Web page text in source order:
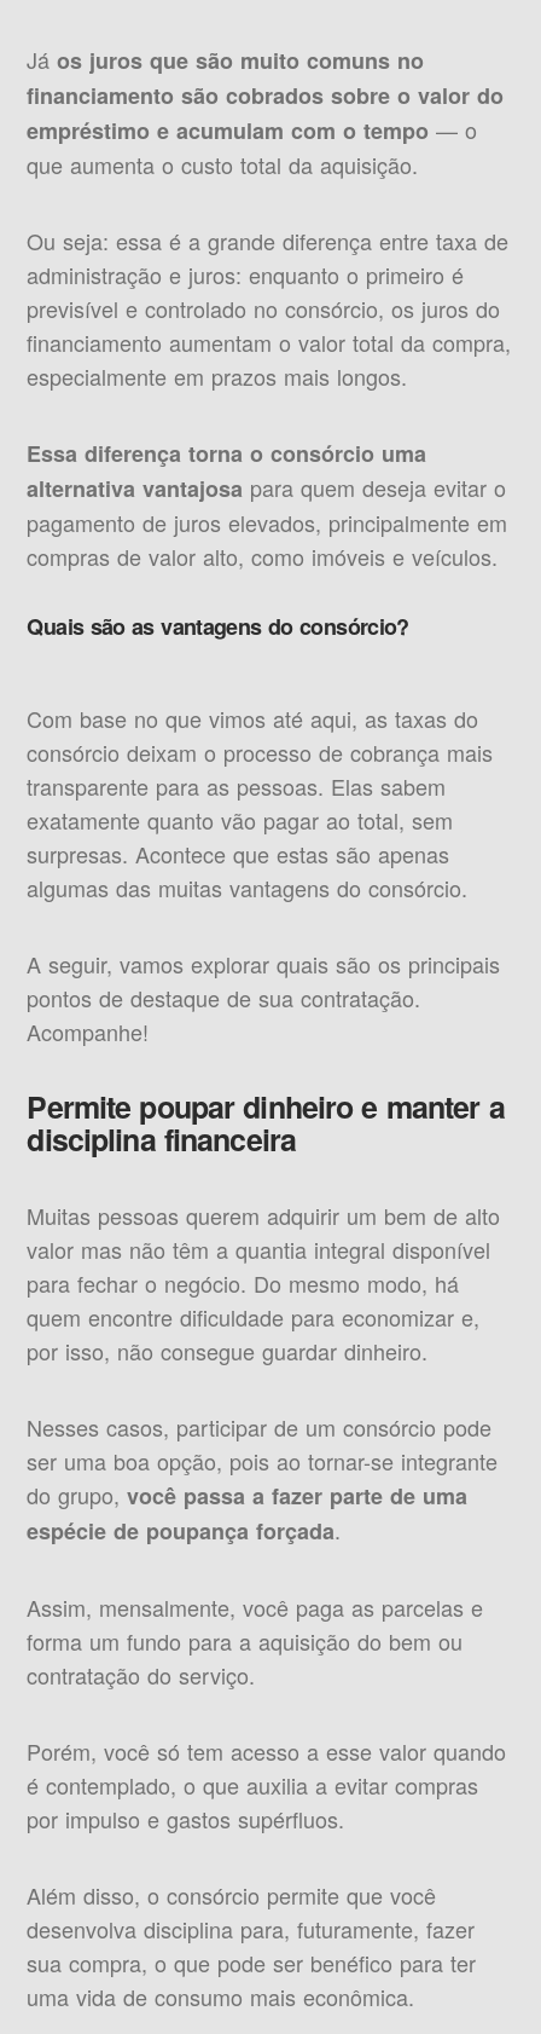
Jáos juros que são muito comuns no
financiamento são cobrados sobre o valor do
empréstimo e acumulam com o tempo — o
que aumenta o custo total da aquisição.
Ou seja: essa é a grande diferença entre taxa de
administração e juros: enquanto o primeiro é
previsível e controlado no consórcio, os juros do
financiamento aumentam o valor total da compra,
especialmente em prazos mais longos.
Essa diferença torna o consórcio uma
alternativa vantajosa para quem deseja evitar o
pagamento de juros elevados, principalmente em
compras de valor alto, como imóveis e veículos.
Quais são as vantagens do consórcio?
Com base no que vimos até aqui, as taxas do
consórcio deixam o processo de cobrança mais
transparente para as pessoas. Elas sabem
exatamente quanto vão pagar ao total, sem
surpresas. Acontece que estas são apenas
algumas das muitas vantagens do consórcio.
A seguir, vamos explorar quais são os principais
pontos de destaque de sua contratação.
Acompanhe!
Permite poupar dinheiro e manter a
disciplina financeira
Muitas pessoas querem adquirir um bem de alto
valor mas não têm a quantia integral disponível
para fechar o negócio. Do mesmo modo, há
quem encontre dificuldade para economizar e,
por isso, não consegue guardar dinheiro.
Nesses casos, participar de um consórcio pode
ser uma boa opção, pois ao tornar-se integrante
do grupo,você passa a fazer parte de uma
espécie de poupança forçada.
Assim, mensalmente, você paga as parcelas e
forma um fundo para a aquisição do bem ou
contratação do serviço.
Porém, você só tem acesso a esse valor quando
é contemplado, o que auxilia a evitar compras
por impulso e gastos supérfluos.
Além disso, o consórcio permite que você
desenvolva disciplina para, futuramente, fazer
sua compra, o que pode ser benéfico para ter
uma vida de consumo mais econômica.